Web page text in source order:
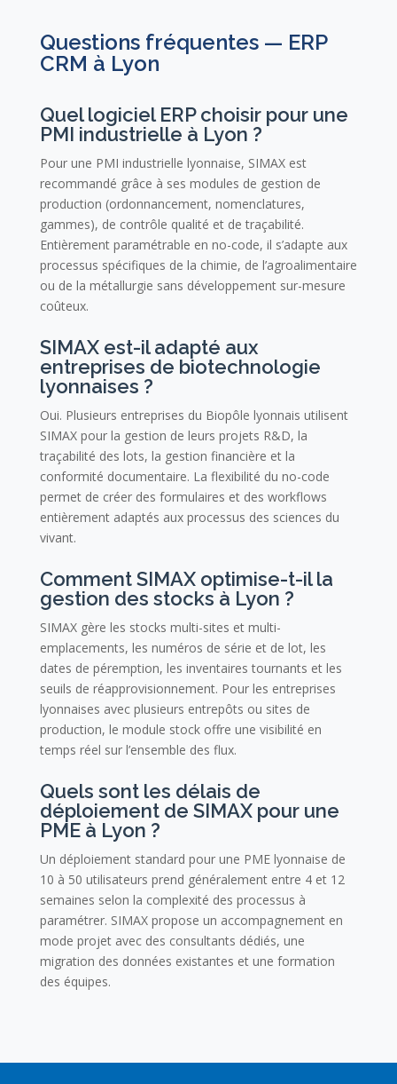
Questions fréquentes — ERP
CRM à Lyon
Quel logiciel ERP choisir pour une
PMI industrielle à Lyon ?
Pour une PMI industrielle lyonnaise, SIMAX est
recommandé grâce à ses modules de gestion de
production (ordonnancement, nomenclatures,
gammes), de contrôle qualité et de traçabilité.
Entièrement paramétrable en no-code, il s’adapte aux
processus spécifiques de la chimie, de l’agroalimentaire
ou de la métallurgie sans développement sur-mesure
coûteux.
SIMAX est-il adapté aux
entreprises de biotechnologie
lyonnaises ?
Oui. Plusieurs entreprises du Biopôle lyonnais utilisent
SIMAX pour la gestion de leurs projets R&D, la
traçabilité des lots, la gestion financière et la
conformité documentaire. La flexibilité du no-code
permet de créer des formulaires et des workflows
entièrement adaptés aux processus des sciences du
vivant.
Comment SIMAX optimise-t-il la
gestion des stocks à Lyon ?
SIMAX gère les stocks multi-sites et multi-
emplacements, les numéros de série et de lot, les
dates de péremption, les inventaires tournants et les
seuils de réapprovisionnement. Pour les entreprises
lyonnaises avec plusieurs entrepôts ou sites de
production, le module stock offre une visibilité en
temps réel sur l’ensemble des flux.
Quels sont les délais de
déploiement de SIMAX pour une
PME à Lyon ?
Un déploiement standard pour une PME lyonnaise de
10 à 50 utilisateurs prend généralement entre 4 et 12
semaines selon la complexité des processus à
paramétrer. SIMAX propose un accompagnement en
mode projet avec des consultants dédiés, une
migration des données existantes et une formation
des équipes.